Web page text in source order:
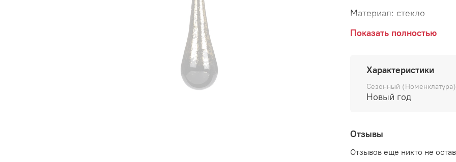
Материал: стекло
Страна: Бельгия
Коллекция: LOST
Показать полностью
Характеристики
Сезонный (Номенклатура)
Новый год
Отзывы
Отзывов еще никто не